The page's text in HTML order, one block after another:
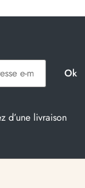
d’une livraison